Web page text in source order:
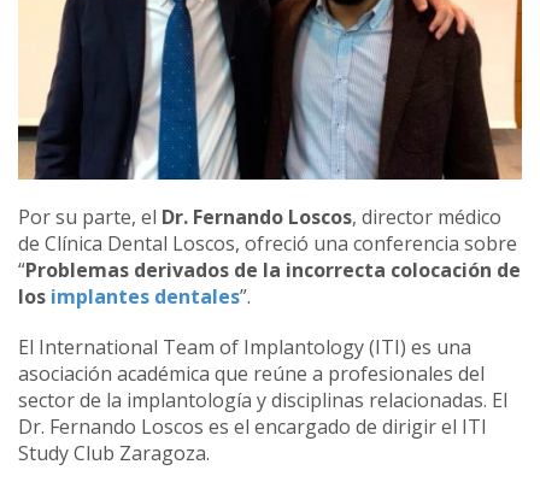
Por su parte, el Dr. Fernando Loscos, director médico
de Clínica Dental Loscos, ofreció una conferencia sobre
“Problemas derivados de la incorrecta colocación de
los implantes dentales”.
El International Team of Implantology (ITI) es una
asociación académica que reúne a profesionales del
sector de la implantología y disciplinas relacionadas. El
Dr. Fernando Loscos es el encargado de dirigir el ITI
Study Club Zaragoza.